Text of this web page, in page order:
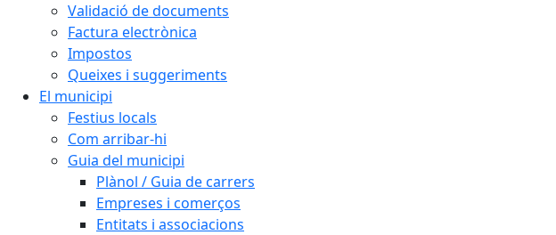
Validació de documents
Factura electrònica
Impostos
Queixes i suggeriments
El municipi
Festius locals
Com arribar-hi
Guia del municipi
Plànol / Guia de carrers
Empreses i comerços
Entitats i associacions